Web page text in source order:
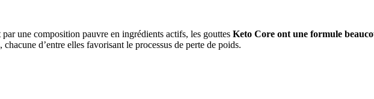
une composition pauvre en ingrédients actifs, les gouttes Keto Core ont une formule
d’entre elles favorisant le processus de perte de poids.